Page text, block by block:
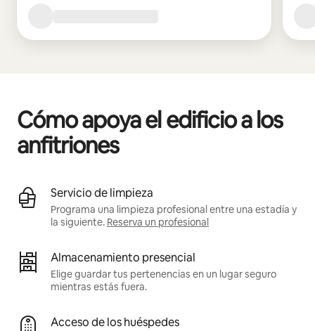
Cómo apoya el edificio a los
anfitriones
Servicio de limpieza
Programa una limpieza profesional entre una estadía y
la siguiente. Reserva un profesional
Almacenamiento presencial
Elige guardar tus pertenencias en un lugar seguro
mientras estás fuera.
Acceso de los huéspedes